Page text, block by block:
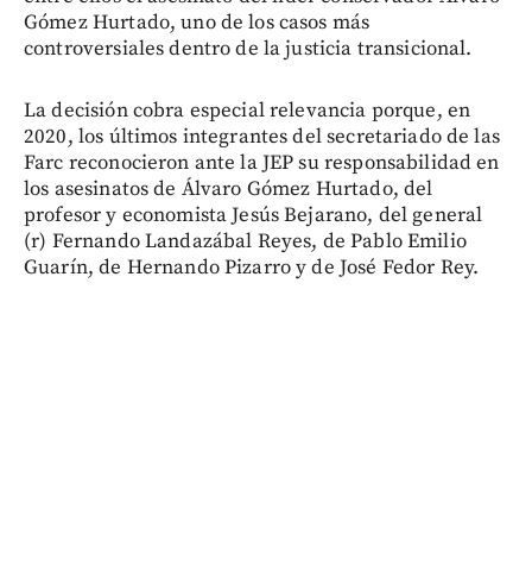
Gómez Hurtado, uno de los casos más
controversiales dentro de la justicia transicional.
La decisión cobra especial relevancia porque, en
2020, los últimos integrantes del secretariado de las
Farc reconocieron ante la JEP su responsabilidad en
los asesinatos de Álvaro Gómez Hurtado, del
profesor y economista Jesús Bejarano, del general
(r) Fernando Landazábal Reyes, de Pablo Emilio
Guarín, de Hernando Pizarro y de José Fedor Rey.